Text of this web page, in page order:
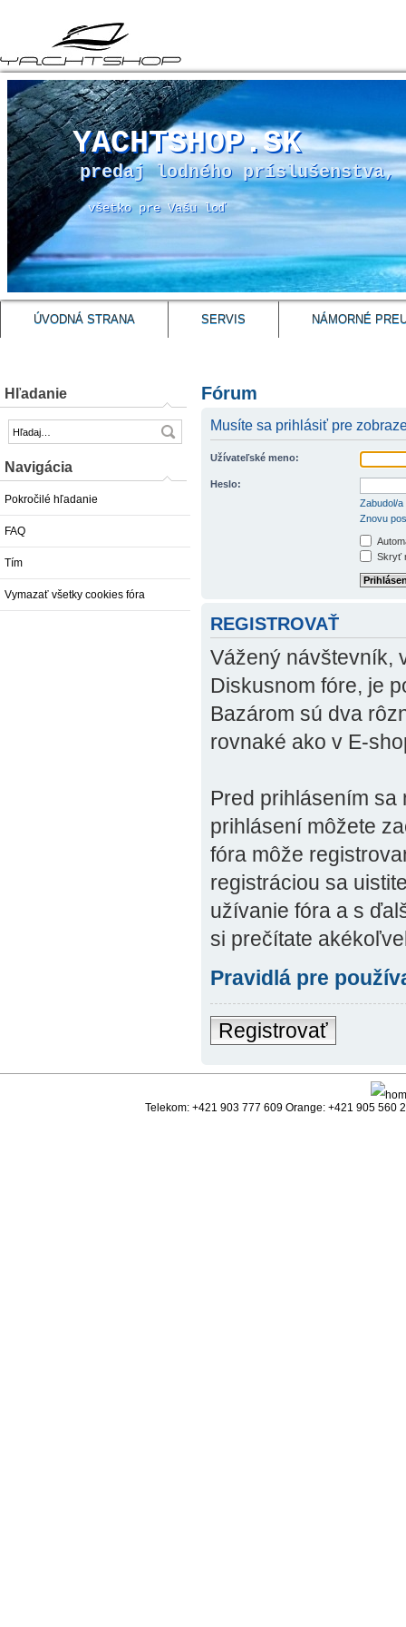
YACHTSHOP.SK
predaj lodného príslušenstva,
všetko pre Vašu loď
ÚVODNÁ STRANA SERVIS NÁMORNÉ
Hľadanie
Navigácia
Pokročilé hľadanie
FAQ
Tím
Vymazať všetky cookies fóra
Fórum
Musíte sa prihlásiť pre
Užívateľské meno:
Heslo:
Zabudol/a
Znovu
Skryť
REGISTROVAŤ
Vážený návštevník,
Diskusnom fóre, je
Bazárom sú dva
rovnaké ako v E-
Pred prihlásením
prihlásení môžete
fóra môže
registráciou sa
užívanie fóra a s
si prečítate
Pravidlá pre
Registrovať
Telekom: +421 903 777 609 Orange: +421 905 560